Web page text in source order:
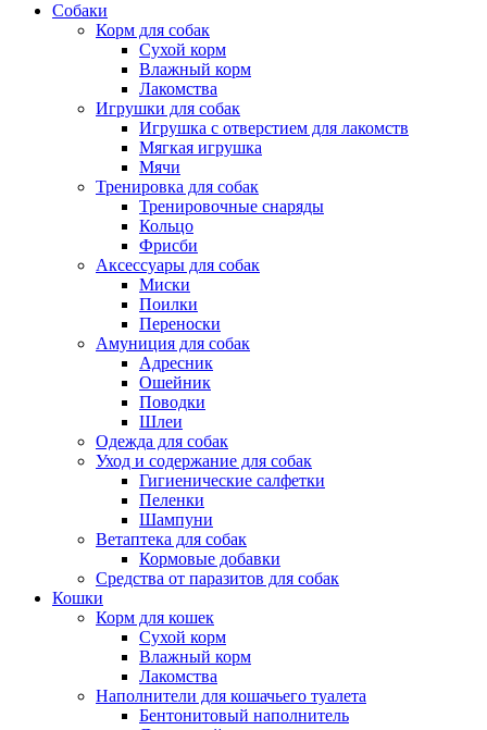
Собаки
Корм для собак
Сухой корм
Влажный корм
Лакомства
Игрушки для собак
Игрушка с отверстием для лакомств
Мягкая игрушка
Мячи
Тренировка для собак
Тренировочные снаряды
Кольцо
Фрисби
Аксессуары для собак
Миски
Поилки
Переноски
Амуниция для собак
Адресник
Ошейник
Поводки
Шлеи
Одежда для собак
Уход и содержание для собак
Гигиенические салфетки
Пеленки
Шампуни
Ветаптека для собак
Кормовые добавки
Средства от паразитов для собак
Кошки
Корм для кошек
Сухой корм
Влажный корм
Лакомства
Наполнители для кошачьего туалета
Бентонитовый наполнитель